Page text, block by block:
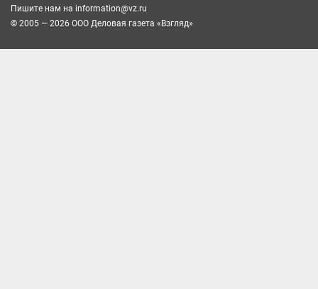
Пишите нам на information@vz.ru
© 2005 — 2026 ООО Деловая газета «Взгляд»